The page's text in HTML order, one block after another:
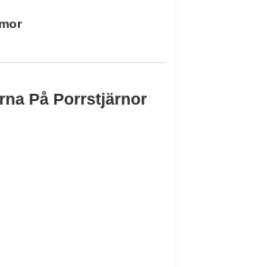
På Porrstjärnor